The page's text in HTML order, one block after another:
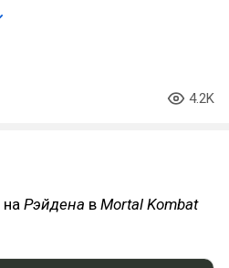
4.2K
на Рэйдена в Mortal Kombat